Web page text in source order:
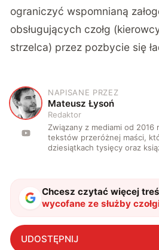
ograniczyć wspomnianą
obsługujących czołg
strzelca) przez pozbycie się
M
NAPISANE PRZEZ
Mateusz Łysoń
Redaktor
Związany z mediami od
tekstów przeróżnej maści,
dziesiątkach tysięcy oraz
Chcesz czytać więcej
wycofane ze służby
UDOSTĘPNIJ